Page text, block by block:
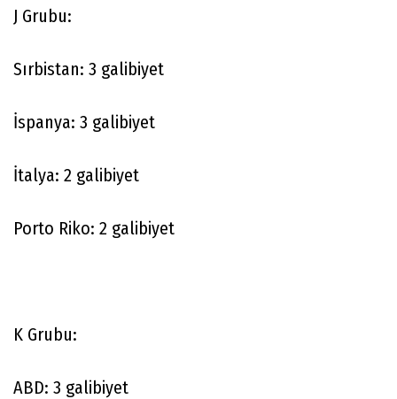
J Grubu:
Sırbistan: 3 galibiyet
İspanya: 3 galibiyet
İtalya: 2 galibiyet
Porto Riko: 2 galibiyet
K Grubu:
ABD: 3 galibiyet